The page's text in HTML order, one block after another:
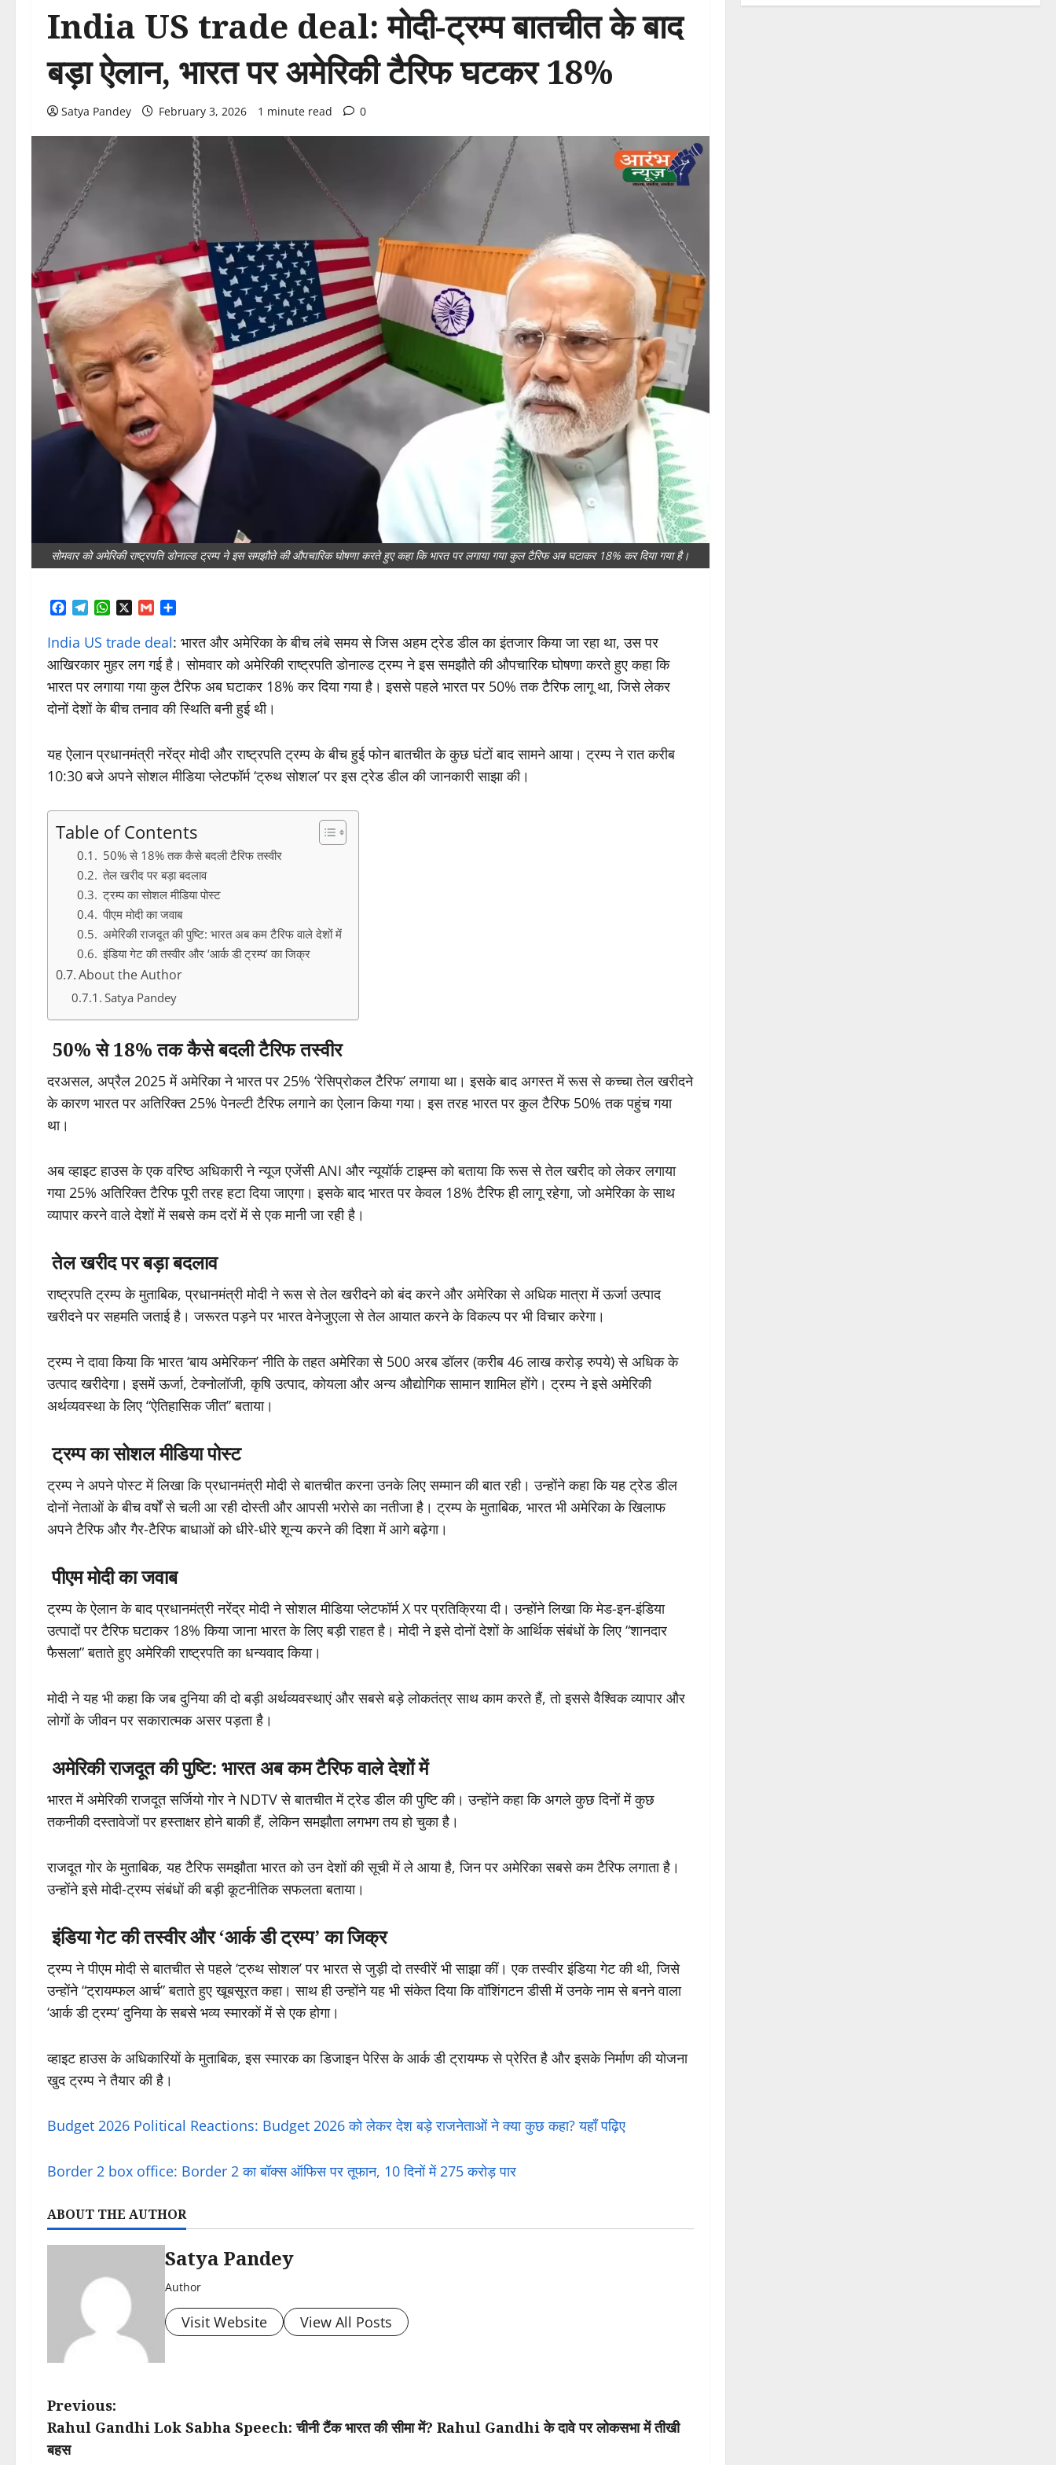
India US trade deal: मोदी-ट्रम्प बातचीत के बाद
बड़ा ऐलान, भारत पर अमेरिकी टैरिफ घटकर 18%
Satya Pandey February 3, 2026 1 minute read 0
सोमवार को अमेरिकी राष्ट्रपति डोनाल्ड ट्रम्प ने इस समझौते की औपचारिक घोषणा करते हुए कहा कि भारत पर लगाया गया कुल टैरिफ अब घटाकर 18% कर दिया गया है।
Facebook
TelegramWhatsAppGmail
India US trade deal: भारत और अमेरिका के बीच लंबे समय से जिस अहम ट्रेड डील का इंतजार किया जा रहा था, उस पर
आखिरकार मुहर लग गई है। सोमवार को अमेरिकी राष्ट्रपति डोनाल्ड ट्रम्प ने इस समझौते की औपचारिक घोषणा करते हुए कहा कि
भारत पर लगाया गया कुल टैरिफ अब घटाकर 18% कर दिया गया है। इससे पहले भारत पर 50% तक टैरिफ लागू था, जिसे लेकर
दोनों देशों के बीच तनाव की स्थिति बनी हुई थी।
यह ऐलान प्रधानमंत्री नरेंद्र मोदी और राष्ट्रपति ट्रम्प के बीच हुई फोन बातचीत के कुछ घंटों बाद सामने आया। ट्रम्प ने रात करीब
10:30 बजे अपने सोशल मीडिया प्लेटफॉर्म ‘ट्रुथ सोशल’ पर इस ट्रेड डील की जानकारी साझा की।
Table of Contents
50% से 18% तक कैसे बदली टैरिफ तस्वीर
तेल खरीद पर बड़ा बदलाव
ट्रम्प का सोशल मीडिया पोस्ट
पीएम मोदी का जवाब
अमेरिकी राजदूत की पुष्टि: भारत अब कम टैरिफ वाले देशों में
इंडिया गेट की तस्वीर और ‘आर्क डी ट्रम्प’ का जिक्र
About the Author
Satya Pandey
50% से 18% तक कैसे बदली टैरिफ तस्वीर
दरअसल, अप्रैल 2025 में अमेरिका ने भारत पर 25% ‘रेसिप्रोकल टैरिफ’ लगाया था। इसके बाद अगस्त में रूस से कच्चा तेल खरीदने
के कारण भारत पर अतिरिक्त 25% पेनल्टी टैरिफ लगाने का ऐलान किया गया। इस तरह भारत पर कुल टैरिफ 50% तक पहुंच गया
था।
अब व्हाइट हाउस के एक वरिष्ठ अधिकारी ने न्यूज एजेंसी ANI और न्यूयॉर्क टाइम्स को बताया कि रूस से तेल खरीद को लेकर लगाया
गया 25% अतिरिक्त टैरिफ पूरी तरह हटा दिया जाएगा। इसके बाद भारत पर केवल 18% टैरिफ ही लागू रहेगा, जो अमेरिका के साथ
व्यापार करने वाले देशों में सबसे कम दरों में से एक मानी जा रही है।
तेल खरीद पर बड़ा बदलाव
राष्ट्रपति ट्रम्प के मुताबिक, प्रधानमंत्री मोदी ने रूस से तेल खरीदने को बंद करने और अमेरिका से अधिक मात्रा में ऊर्जा उत्पाद
खरीदने पर सहमति जताई है। जरूरत पड़ने पर भारत वेनेजुएला से तेल आयात करने के विकल्प पर भी विचार करेगा।
ट्रम्प ने दावा किया कि भारत ‘बाय अमेरिकन’ नीति के तहत अमेरिका से 500 अरब डॉलर (करीब 46 लाख करोड़ रुपये) से अधिक के
उत्पाद खरीदेगा। इसमें ऊर्जा, टेक्नोलॉजी, कृषि उत्पाद, कोयला और अन्य औद्योगिक सामान शामिल होंगे। ट्रम्प ने इसे अमेरिकी
अर्थव्यवस्था के लिए “ऐतिहासिक जीत” बताया।
ट्रम्प का सोशल मीडिया पोस्ट
ट्रम्प ने अपने पोस्ट में लिखा कि प्रधानमंत्री मोदी से बातचीत करना उनके लिए सम्मान की बात रही। उन्होंने कहा कि यह ट्रेड डील
दोनों नेताओं के बीच वर्षों से चली आ रही दोस्ती और आपसी भरोसे का नतीजा है। ट्रम्प के मुताबिक, भारत भी अमेरिका के खिलाफ
अपने टैरिफ और गैर-टैरिफ बाधाओं को धीरे-धीरे शून्य करने की दिशा में आगे बढ़ेगा।
पीएम मोदी का जवाब
ट्रम्प के ऐलान के बाद प्रधानमंत्री नरेंद्र मोदी ने सोशल मीडिया प्लेटफॉर्म X पर प्रतिक्रिया दी। उन्होंने लिखा कि मेड-इन-इंडिया
उत्पादों पर टैरिफ घटाकर 18% किया जाना भारत के लिए बड़ी राहत है। मोदी ने इसे दोनों देशों के आर्थिक संबंधों के लिए “शानदार
फैसला” बताते हुए अमेरिकी राष्ट्रपति का धन्यवाद किया।
मोदी ने यह भी कहा कि जब दुनिया की दो बड़ी अर्थव्यवस्थाएं और सबसे बड़े लोकतंत्र साथ काम करते हैं, तो इससे वैश्विक व्यापार और
लोगों के जीवन पर सकारात्मक असर पड़ता है।
अमेरिकी राजदूत की पुष्टि: भारत अब कम टैरिफ वाले देशों में
भारत में अमेरिकी राजदूत सर्जियो गोर ने NDTV से बातचीत में ट्रेड डील की पुष्टि की। उन्होंने कहा कि अगले कुछ दिनों में कुछ
तकनीकी दस्तावेजों पर हस्ताक्षर होने बाकी हैं, लेकिन समझौता लगभग तय हो चुका है।
राजदूत गोर के मुताबिक, यह टैरिफ समझौता भारत को उन देशों की सूची में ले आया है, जिन पर अमेरिका सबसे कम टैरिफ लगाता है।
उन्होंने इसे मोदी-ट्रम्प संबंधों की बड़ी कूटनीतिक सफलता बताया।
इंडिया गेट की तस्वीर और ‘आर्क डी ट्रम्प’ का जिक्र
ट्रम्प ने पीएम मोदी से बातचीत से पहले ‘ट्रुथ सोशल’ पर भारत से जुड़ी दो तस्वीरें भी साझा कीं। एक तस्वीर इंडिया गेट की थी, जिसे
उन्होंने “ट्रायम्फल आर्च” बताते हुए खूबसूरत कहा। साथ ही उन्होंने यह भी संकेत दिया कि वॉशिंगटन डीसी में उनके नाम से बनने वाला
‘आर्क डी ट्रम्प’ दुनिया के सबसे भव्य स्मारकों में से एक होगा।
व्हाइट हाउस के अधिकारियों के मुताबिक, इस स्मारक का डिजाइन पेरिस के आर्क डी ट्रायम्फ से प्रेरित है और इसके निर्माण की योजना
खुद ट्रम्प ने तैयार की है।
Budget 2026 Political Reactions: Budget 2026 को लेकर देश बड़े राजनेताओं ने क्या कुछ कहा? यहाँ पढ़िए
Border 2 box office: Border 2 का बॉक्स ऑफिस पर तूफान, 10 दिनों में 275 करोड़ पार
ABOUT THE AUTHOR
Satya Pandey
Author
Visit Website View All Posts
P
o
Previous:
Rahul Gandhi Lok Sabha Speech: चीनी टैंक भारत की सीमा में? Rahul Gandhi के दावे पर लोकसभा में तीखी
बहस